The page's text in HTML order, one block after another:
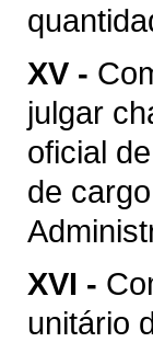
XV -
julgar
oficial
de
XVI -
unitário